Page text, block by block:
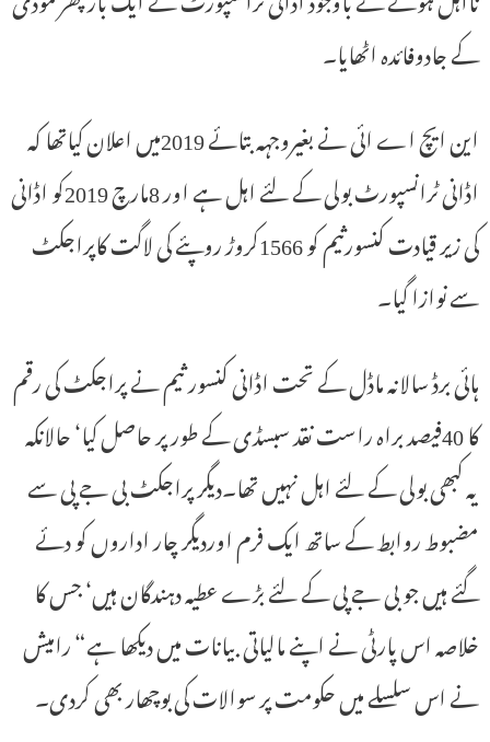
کے جادوفائدہ اٹھایا۔
این ایچ اے ائی نے بغیروجہہ بتائے 2019میں اعلان کیاتھا کہ
اڈانی ٹرانسپورٹ بولی کے لئے اہل ہے اور 8مارچ 2019کو اڈانی
کی زیر قیادت کنسورثیم کو 1566کروڑ روپئے کی لاگت کاپراجکٹ
سے نوازا گیا۔
ہائی برڈ سالانہ ماڈل کے تحت اڈانی کنسور ثیم نے پراجکٹ کی رقم
کا 40فیصد براہ راست نقد سبسڈی کے طور پر حاصل کیا‘ حالانکہ
یہ کبھی بولی کے لئے اہل نہیں تھا۔دیگر پراجکٹ بی جے پی سے
مضبوط روابط کے ساتھ ایک فرم اوردیگر چار اداروں کو دئے
گئے ہیں جو بی جے پی کے لئے بڑے عطیہ دہندگان ہیں‘ جس کا
خلاصہ اس پارٹی نے اپنے مالیاتی بیانات میں دیکھا ہے“ رامیش
نے اس سلسلے میں حکومت پر سوالات کی بوچھار بھی کردی۔